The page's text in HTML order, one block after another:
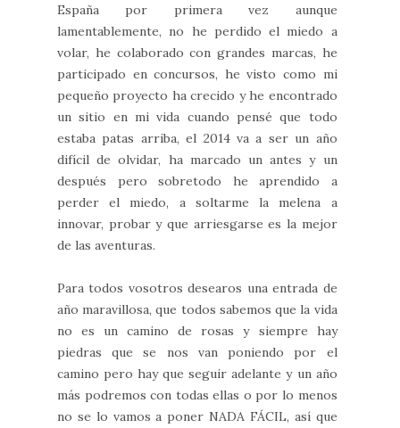
España por primera vez aunque
lamentablemente, no he perdido el miedo a
volar, he colaborado con grandes marcas, he
participado en concursos, he visto como mi
pequeño proyecto ha crecido y he encontrado
un sitio en mi vida cuando pensé que todo
estaba patas arriba, el 2014 va a ser un año
difícil de olvidar, ha marcado un antes y un
después pero sobretodo he aprendido a
perder el miedo, a soltarme la melena a
innovar, probar y que arriesgarse es la mejor
de las aventuras.
Para todos vosotros desearos una entrada de
año maravillosa, que todos sabemos que la vida
no es un camino de rosas y siempre hay
piedras que se nos van poniendo por el
camino pero hay que seguir adelante y un año
más podremos con todas ellas o por lo menos
no se lo vamos a poner NADA FÁCIL, así que